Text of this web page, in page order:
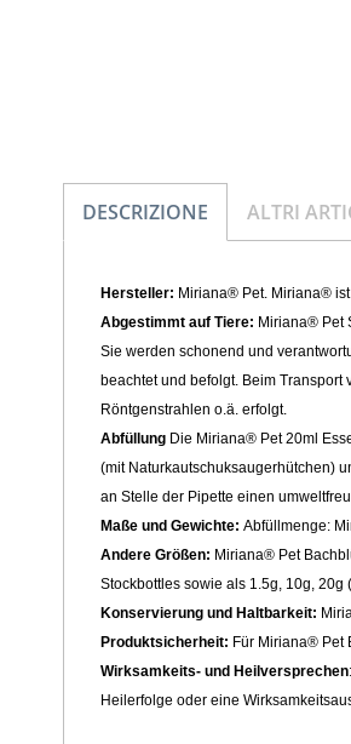
DESCRIZIONE ALTRI
Hersteller: Miriana® Pet. Miriana®
Abgestimmt auf Tiere: Miriana® Pet
Sie werden schonend und
beachtet und befolgt. Beim
Röntgenstrahlen o.ä. erfolgt.
Abfüllung Die Miriana® Pet 20ml
(mit Naturkautschuksaugerhütchen)
an Stelle der Pipette einen
Maße und Gewichte: Abfüllmenge:
Andere Größen: Miriana® Pet
Stockbottles sowie als 1.5g, 10g,
Konservierung und Haltbarkeit:
Produktsicherheit: Für Miriana® Pet
Wirksamkeits- und Heilversprechen
Heilerfolge oder eine